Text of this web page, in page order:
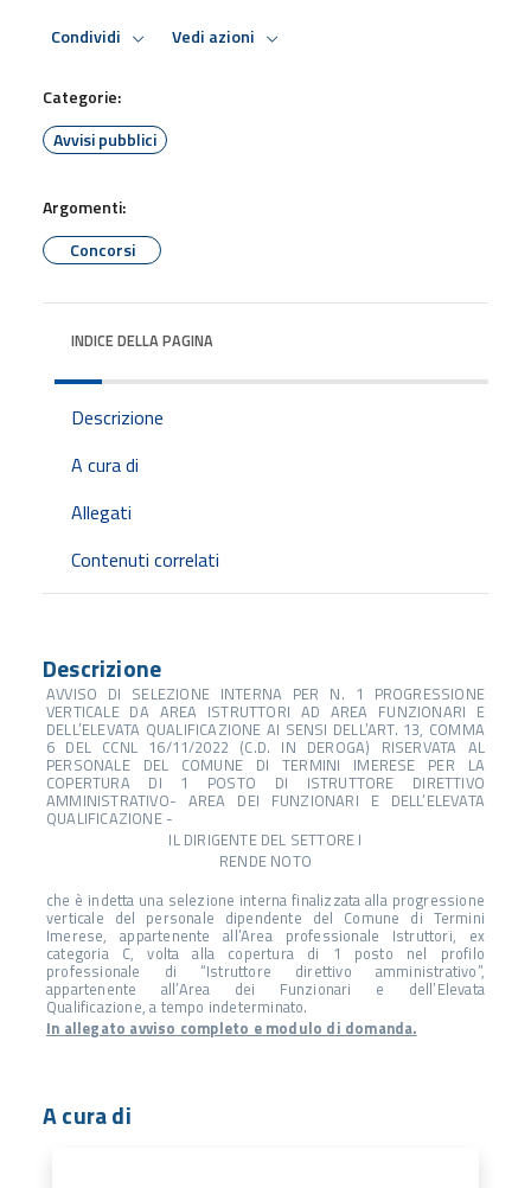
Condividi Vedi azioni
Categorie:
Avvisi pubblici
Argomenti:
Concorsi
INDICE DELLA PAGINA
Descrizione
A cura di
Allegati
Contenuti correlati
Descrizione
AVVISO DI SELEZIONE INTERNA PER N. 1 PROGRESSIONE
VERTICALE DA AREA ISTRUTTORI AD AREA FUNZIONARI E
DELL’ELEVATA QUALIFICAZIONE AI SENSI DELL’ART. 13, COMMA
6 DEL CCNL 16/11/2022 (C.D. IN DEROGA) RISERVATA AL
PERSONALE DEL COMUNE DI TERMINI IMERESE PER LA
COPERTURA DI 1 POSTO DI ISTRUTTORE DIRETTIVO
AMMINISTRATIVO- AREA DEI FUNZIONARI E DELL’ELEVATA
QUALIFICAZIONE -
IL DIRIGENTE DEL SETTORE I
RENDE NOTO
che è indetta una selezione interna finalizzata alla progressione
verticale del personale dipendente del Comune di Termini
Imerese, appartenente all’Area professionale Istruttori, ex
categoria C, volta alla copertura di 1 posto nel profilo
professionale di “Istruttore direttivo amministrativo”,
appartenente all’Area dei Funzionari e dell’Elevata
Qualificazione, a tempo indeterminato.
In allegato avviso completo e modulo di domanda.
A cura di